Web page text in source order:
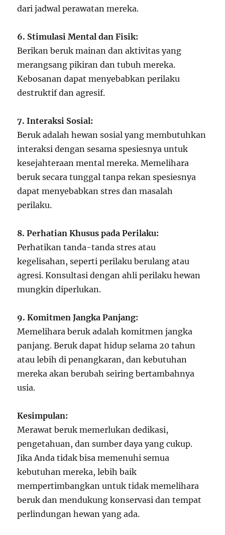
dari jadwal perawatan mereka.
6. Stimulasi Mental dan Fisik:
Berikan beruk mainan dan aktivitas yang
merangsang pikiran dan tubuh mereka.
Kebosanan dapat menyebabkan perilaku
destruktif dan agresif.
7. Interaksi Sosial:
Beruk adalah hewan sosial yang membutuhkan
interaksi dengan sesama spesiesnya untuk
kesejahteraan mental mereka. Memelihara
beruk secara tunggal tanpa rekan spesiesnya
dapat menyebabkan stres dan masalah
perilaku.
8. Perhatian Khusus pada Perilaku:
Perhatikan tanda-tanda stres atau
kegelisahan, seperti perilaku berulang atau
agresi. Konsultasi dengan ahli perilaku hewan
mungkin diperlukan.
9. Komitmen Jangka Panjang:
Memelihara beruk adalah komitmen jangka
panjang. Beruk dapat hidup selama 20 tahun
atau lebih di penangkaran, dan kebutuhan
mereka akan berubah seiring bertambahnya
usia.
Kesimpulan:
Merawat beruk memerlukan dedikasi,
pengetahuan, dan sumber daya yang cukup.
Jika Anda tidak bisa memenuhi semua
kebutuhan mereka, lebih baik
mempertimbangkan untuk tidak memelihara
beruk dan mendukung konservasi dan tempat
perlindungan hewan yang ada.